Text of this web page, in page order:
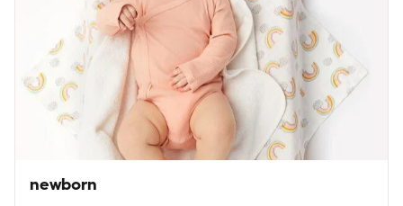
newborn